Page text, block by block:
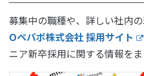
募集中の職種や、詳しい社内
Oペパボ株式会社 採用サイト
ニア新卒採用に関する情報を